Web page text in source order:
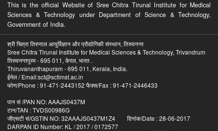
This is the official Website of Sree Chitra Tirunal Institute for Medical
Sciences & Technology under Department of Science & Technology,
Government of India.
श्री चित्रा तिरुनाल आयुर्विज्ञान और प्रौद्योगिकी संस्थान, तिरुवनन्त
Sree Chitra Tirunal Institute for Medical Sciences & Technology, Trivandrum
तिरुवनन्तपुरम - 695 011, केरल, भारत .
Thiruvananthapuram - 695 011, Kerala, India.
ईमेल / Email:sct@sctimst.ac.in
फोण/Phone : 91-471-2443152 फैक्स/Fax : 91-471-2446433
पान सं /PAN NO: AAAJS0437M
टान/TAN : TVDS00986G
जीएसटी सं/GSTIN NO: 32AAAJS0437M1Z4 दिनांक/Date : 28-06-2017
DARPAN ID Number: KL / 2017 / 0172577